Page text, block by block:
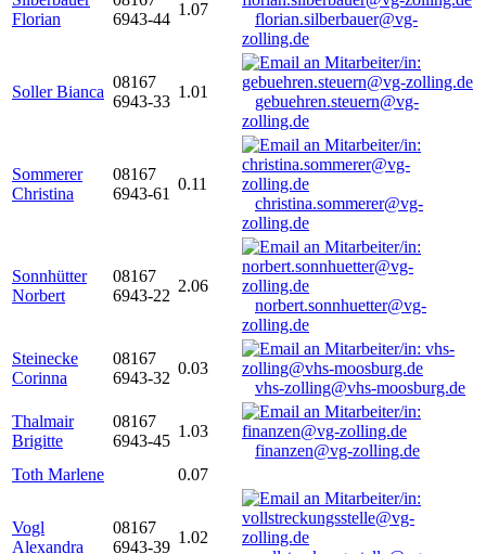
Florian
6943-44
1.07
florian.silberbauer@vg-
zolling.de
Soller Bianca
08167
6943-33
1.01
gebuehren.steuern@vg-
zolling.de
Sommerer
Christina
08167
6943-61
0.11
christina.sommerer@vg-
zolling.de
Sonnhütter
Norbert
08167
6943-22
2.06
norbert.sonnhuetter@vg-
zolling.de
Steinecke
Corinna
08167
6943-32
0.03
vhs-zolling@vhs-moosburg.de
Thalmair
Brigitte
08167
6943-45
1.03
finanzen@vg-zolling.de
Toth Marlene
0.07
Vogl
Alexandra
08167
6943-39
1.02